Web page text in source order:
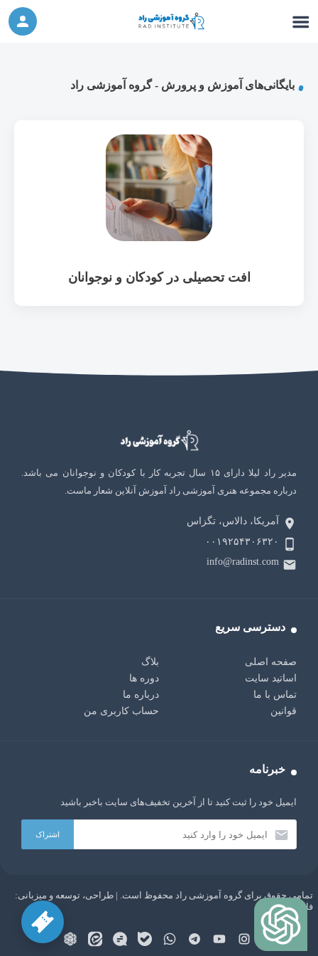
شرکت در ورکشاپ آنلاین
بایگانی‌های آموزش و پرورش - گروه آموزشی راد
افت تحصیلی در کودکان و نوجوانان
مدیر راد لیلا دارای ۱۵ سال تجربه کار با کودکان و نوجوانان می باشد.
درباره مجموعه هنری آموزشی راد آموزش آنلاین شعار ماست.
آمریکا، دالاس، تگزاس
۰۰۱۹۲۵۴۳۰۶۳۲۰
info@radinst.com
دسترسی سریع
صفحه اصلی
بلاگ
اساتید سایت
دوره ها
تماس با ما
درباره ما
قوانین
حساب کاربری من
خبرنامه
ایمیل خود را ثبت کنید تا از آخرین تخفیف‌های سایت باخبر باشید
تمامی حقوق برای گروه آموزشی راد محفوظ است. | طراحی، توسعه و میزبانی:
فاباپارس
AI:
سلام دوست من، من یک ربات چت با هوش مصنوعی GPT
هستم. هر چیزی دوست داری از من بپرس!